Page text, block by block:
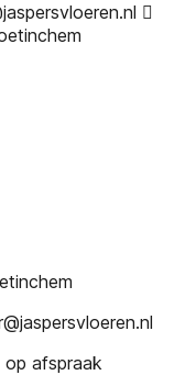

afspraak